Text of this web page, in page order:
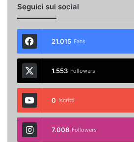
Seguici sui social
21.015 Fans
1.553 Followers
0 Iscritti
7.008 Followers